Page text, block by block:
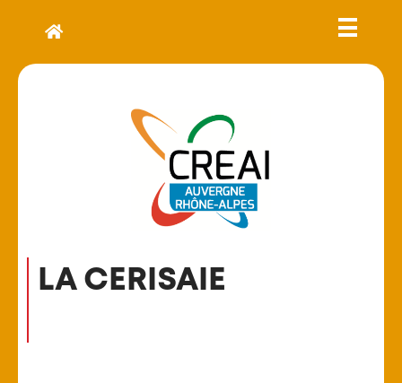
LA CERISAIE